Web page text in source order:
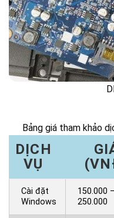
Bảng giá tham khảo
DỊCH
VỤ
Cài đặt
Windows
150.000 –
250.000